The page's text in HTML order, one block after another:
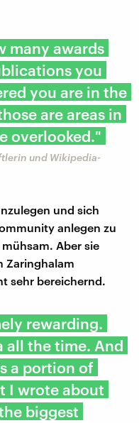
many awards
you
you are in the
are areas in
overlooked."
und Wikipedia-
und sich
anlegen zu
Aber sie
Zaringhalam
sehr bereichernd.
rewarding.
all the time. And
a portion of
I wrote about
biggest